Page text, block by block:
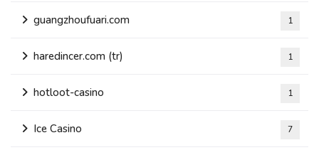
guangzhoufuari.com 1
haredincer.com (tr) 1
hotloot-casino 1
Ice Casino 7